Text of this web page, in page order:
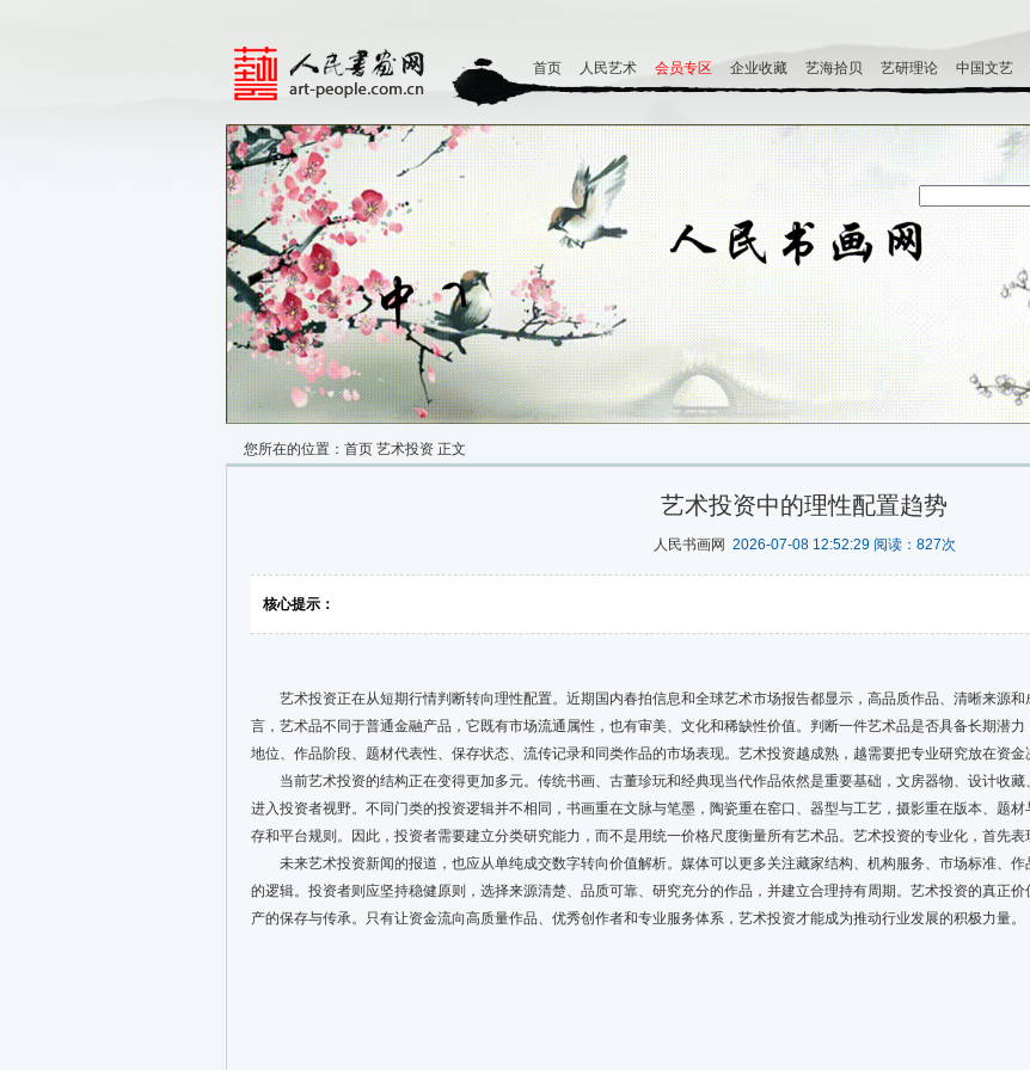
首页 人民艺术 会员专区 企业收藏 艺海拾贝 艺研理论 中国文艺
您所在的位置： 首页 艺术投资 正文
艺术投资中的理性配置趋势
人民书画网 2026-07-08 12:52:29 阅读： 827次
核心提示：
艺术投资正在从短期行情判断转向理性配置。近期国内春拍信息和全球艺术市场报告都显示，高品质作品、清晰来源和
言，艺术品不同于普通金融产品，它既有市场流通属性，也有审美、文化和稀缺性价值。判断一件艺术品是否具备长期潜
地位、作品阶段、题材代表性、保存状态、流传记录和同类作品的市场表现。艺术投资越成熟，越需要把专业研究放在资金
当前艺术投资的结构正在变得更加多元。传统书画、古董珍玩和经典现当代作品依然是重要基础，文房器物、设计收藏
进入投资者视野。不同门类的投资逻辑并不相同，书画重在文脉与笔墨，陶瓷重在窑口、器型与工艺，摄影重在版本、题
存和平台规则。因此，投资者需要建立分类研究能力，而不是用统一价格尺度衡量所有艺术品。艺术投资的专业化，首先表
未来艺术投资新闻的报道，也应从单纯成交数字转向价值解析。媒体可以更多关注藏家结构、机构服务、市场标准、作
的逻辑。投资者则应坚持稳健原则，选择来源清楚、品质可靠、研究充分的作品，并建立合理持有周期。艺术投资的真正
产的保存与传承。只有让资金流向高质量作品、优秀创作者和专业服务体系，艺术投资才能成为推动行业发展的积极力量。